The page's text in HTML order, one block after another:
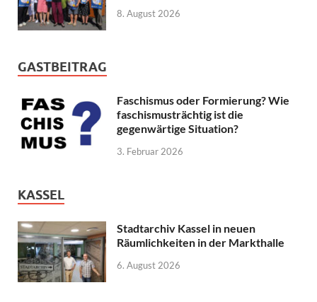
8. August 2026
GASTBEITRAG
Faschismus oder Formierung? Wie
faschismusträchtig ist die
gegenwärtige Situation?
3. Februar 2026
KASSEL
Stadtarchiv Kassel in neuen
Räumlichkeiten in der Markthalle
6. August 2026